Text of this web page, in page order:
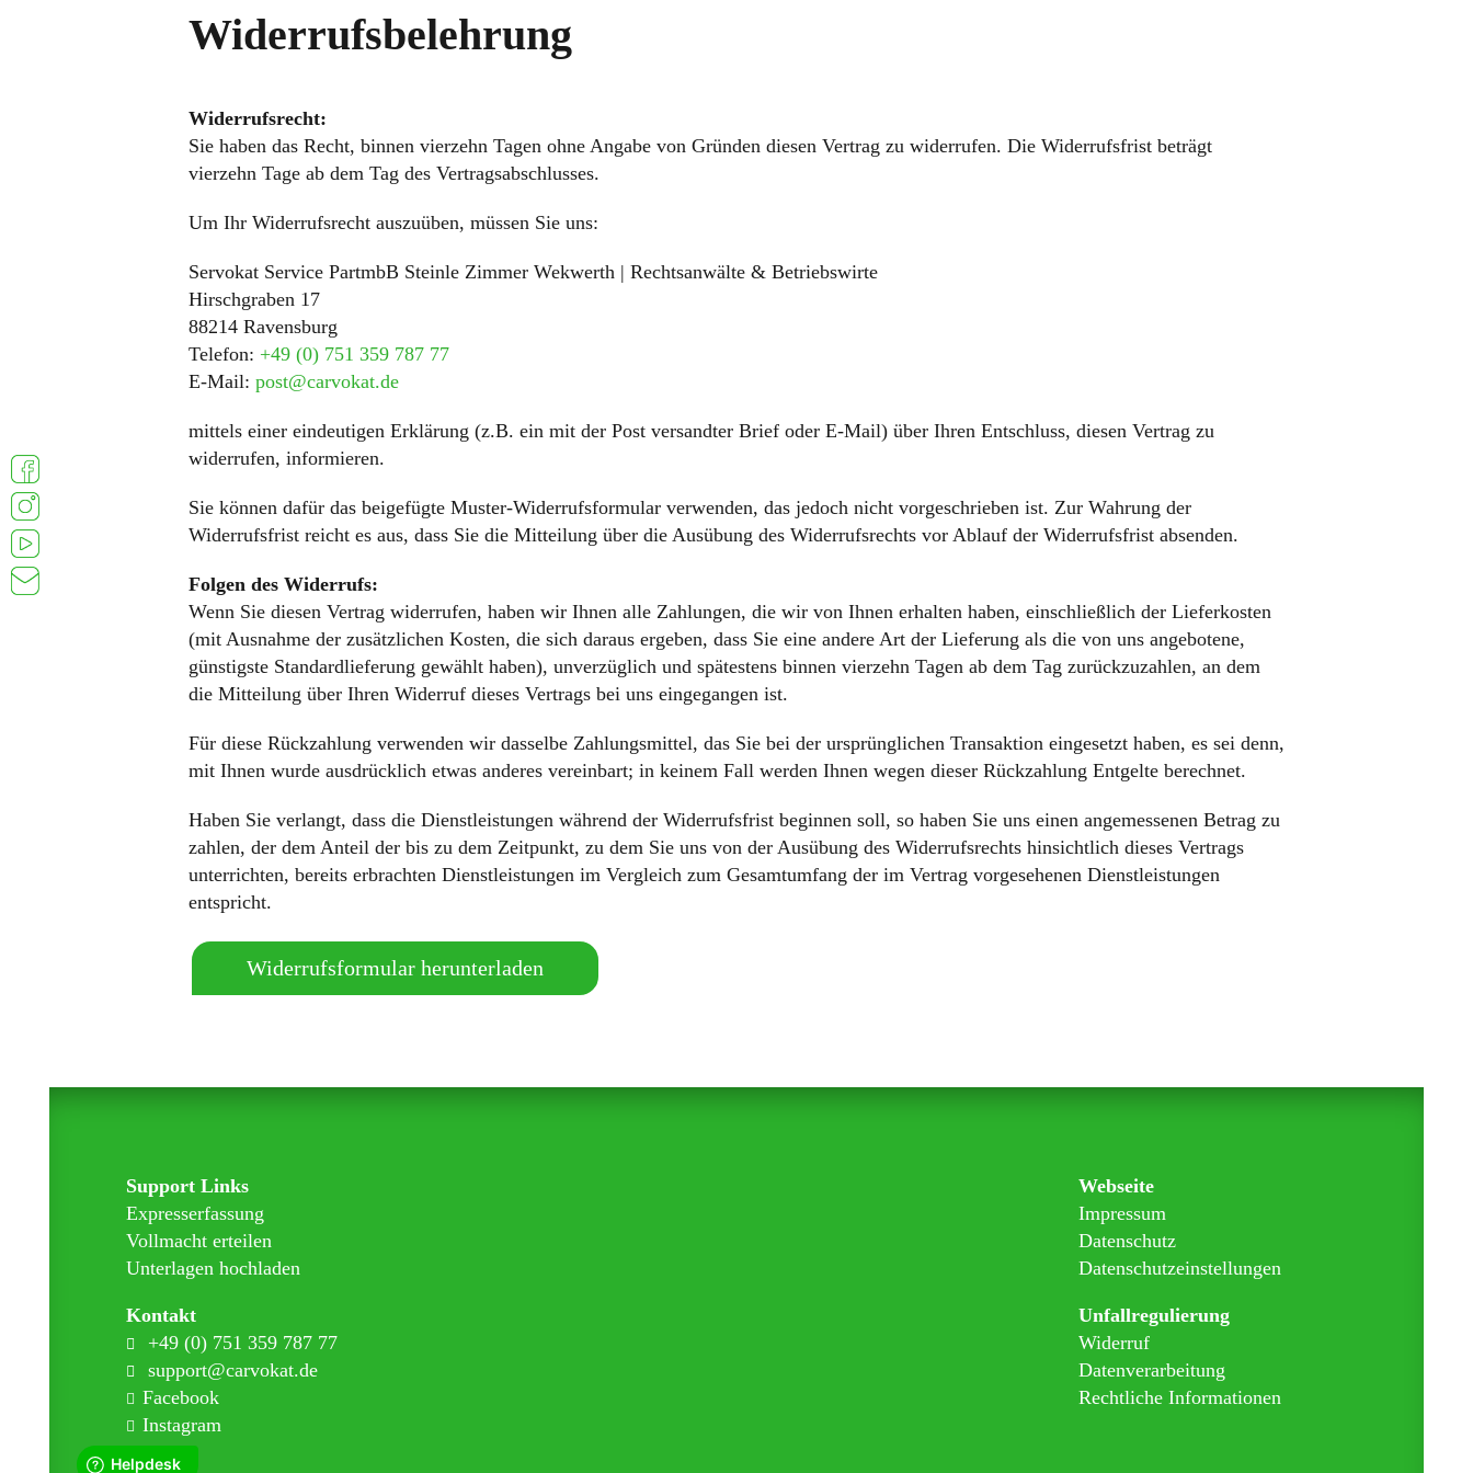
Widerrufsbelehrung
Widerrufsrecht:
Sie haben das Recht, binnen vierzehn Tagen ohne Angabe von Gründen diesen Vertrag zu widerrufen. Die Widerrufsfrist beträgt
vierzehn Tage ab dem Tag des Vertragsabschlusses.
Um Ihr Widerrufsrecht auszuüben, müssen Sie uns:
Servokat Service PartmbB Steinle Zimmer Wekwerth | Rechtsanwälte & Betriebswirte
Hirschgraben 17
88214 Ravensburg
Telefon: +49 (0) 751 359 787 77
E-Mail: post@carvokat.de
mittels einer eindeutigen Erklärung (z.B. ein mit der Post versandter Brief oder E-Mail) über Ihren Entschluss, diesen Vertrag zu
widerrufen, informieren.
Sie können dafür das beigefügte Muster-Widerrufsformular verwenden, das jedoch nicht vorgeschrieben ist. Zur Wahrung der
Widerrufsfrist reicht es aus, dass Sie die Mitteilung über die Ausübung des Widerrufsrechts vor Ablauf der Widerrufsfrist absenden.
Folgen des Widerrufs:
Wenn Sie diesen Vertrag widerrufen, haben wir Ihnen alle Zahlungen, die wir von Ihnen erhalten haben, einschließlich der Lieferkosten
(mit Ausnahme der zusätzlichen Kosten, die sich daraus ergeben, dass Sie eine andere Art der Lieferung als die von uns angebotene,
günstigste Standardlieferung gewählt haben), unverzüglich und spätestens binnen vierzehn Tagen ab dem Tag zurückzuzahlen, an dem
die Mitteilung über Ihren Widerruf dieses Vertrags bei uns eingegangen ist.
Für diese Rückzahlung verwenden wir dasselbe Zahlungsmittel, das Sie bei der ursprünglichen Transaktion eingesetzt haben, es sei denn,
mit Ihnen wurde ausdrücklich etwas anderes vereinbart; in keinem Fall werden Ihnen wegen dieser Rückzahlung Entgelte berechnet.
Haben Sie verlangt, dass die Dienstleistungen während der Widerrufsfrist beginnen soll, so haben Sie uns einen angemessenen Betrag zu
zahlen, der dem Anteil der bis zu dem Zeitpunkt, zu dem Sie uns von der Ausübung des Widerrufsrechts hinsichtlich dieses Vertrags
unterrichten, bereits erbrachten Dienstleistungen im Vergleich zum Gesamtumfang der im Vertrag vorgesehenen Dienstleistungen
entspricht.
Widerrufsformular herunterladen
Support Links
Expresserfassung
Vollmacht erteilen
Unterlagen hochladen
Kontakt
+49 (0) 751 359 787 77
support@carvokat.de
Facebook
Instagram
Webseite
Impressum
Datenschutz
Datenschutzeinstellungen
Unfallregulierung
Widerruf
Datenverarbeitung
Rechtliche Informationen